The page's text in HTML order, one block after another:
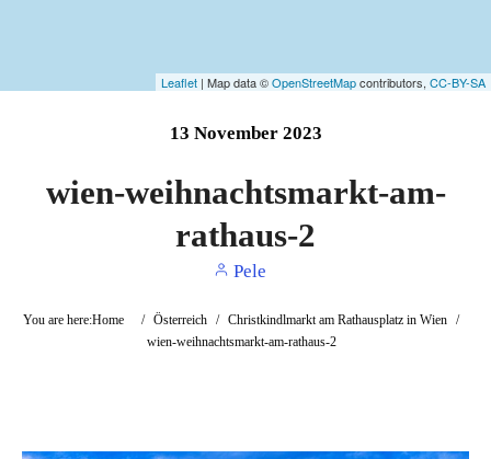
Leaflet | Map data ©OpenStreetMapcontributors, CC-BY-SA
13 November 2023
wien-weihnachtsmarkt-am-
rathaus-2
Pele
You are here:Home / Österreich / Christkindlmarkt am Rathausplatz in Wien /
wien-weihnachtsmarkt-am-rathaus-2